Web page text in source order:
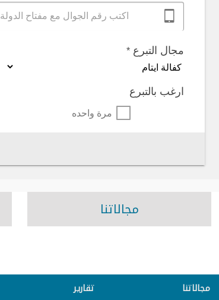
اكتب رقم الجوال مع مفتاح الدولة
مجال التبرع *
ارغب بالتبرع
مرة واحده
مجالاتنا
مجالاتنا تقارير